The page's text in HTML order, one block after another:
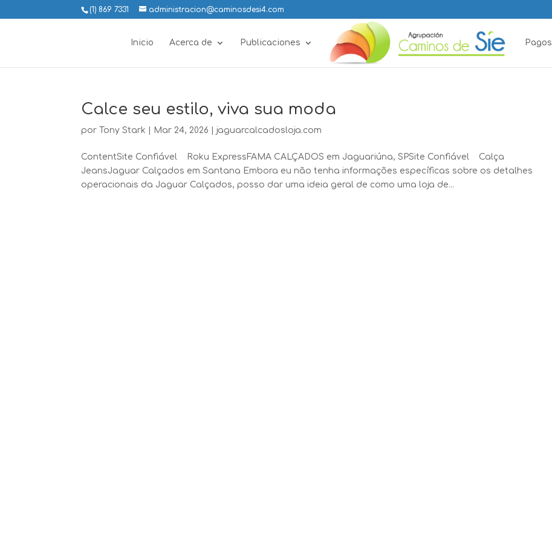
(1) 869 7331 administracion@caminosdesi4.com
Inicio Acerca de Publicaciones Pagos
Calce seu estilo, viva sua moda
por Tony Stark Mar 24, 2026 |jaguarcalcadosloja.com
ContentSite Confiável Roku ExpressFAMA CALÇADOS em Jaguariúna, SPSite Confiável Calça
JeansJaguar Calçados em Santana Embora eu não tenha informações específicas sobre os detalhes
operacionais da Jaguar Calçados, posso dar uma ideia geral de como uma loja de...